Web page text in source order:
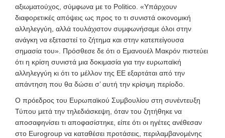
αξιωματούχος, σύμφωνα με το Politico. «Υπάρχουν
διαφορετικές απόψεις ως προς το τι συνιστά οικονομική
αλληλεγγύη, αλλά τουλάχιστον συμφωνήσαμε όλοι στην
ανάγκη να εξεταστεί το ζήτημα και στην κατεπείγουσα
σημασία του». Πρόσθεσε δε ότι ο Εμανουέλ Μακρόν πιστεύει
ότι η κρίση συνιστά μια δοκιμασία για την ευρωπαϊκή
αλληλεγγύη κι ότι το μέλλον της ΕΕ εξαρτάται από την
απάντηση που θα δώσει σ’ αυτή την κρίσιμη περίοδο.
Ο πρόεδρος του Ευρωπαϊκού Συμβουλίου στη συνέντευξη
Τύπου μετά την τηλεδιάσκεψη, όταν του ζητήθηκε να
αποσαφηνίσει τι αποφασίστηκε, είπε ότι οι ηγέτες ανέθεσαν
στο Eurogroup να καταθέσει προτάσεις, περιλαμβανομένης